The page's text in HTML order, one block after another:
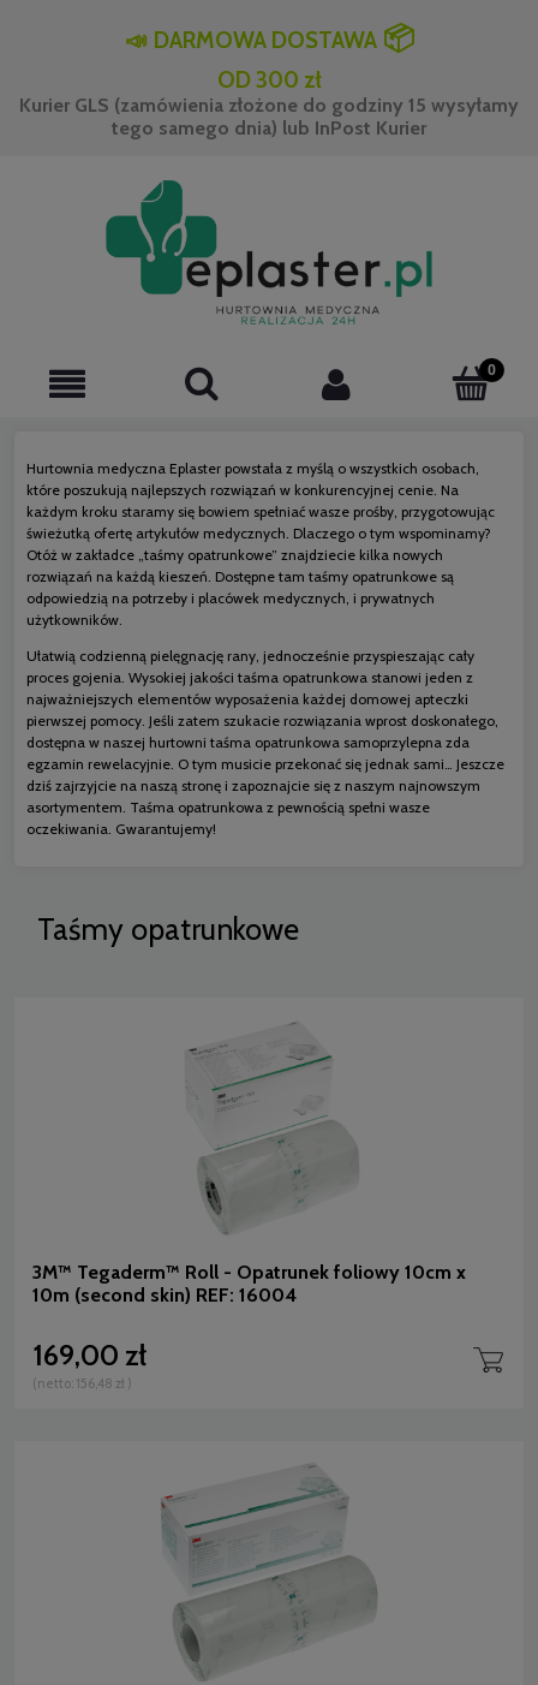
📣 DARMOWA DOSTAWA📦
OD 300 zł
Kurier GLS (zamówienia złożone do godziny 15 wysyłamy
tego samego dnia) lub InPost Kurier
Hurtownia medyczna Eplaster powstała z myślą o wszystkich osobach,
które poszukują najlepszych rozwiązań w konkurencyjnej cenie. Na
każdym kroku staramy się bowiem spełniać wasze prośby, przygotowując
świeżutką ofertę artykułów medycznych. Dlaczego o tym wspominamy?
Otóż w zakładce „taśmy opatrunkowe” znajdziecie kilka nowych
rozwiązań na każdą kieszeń. Dostępne tam taśmy opatrunkowe są
odpowiedzią na potrzeby i placówek medycznych, i prywatnych
użytkowników.
Ułatwią codzienną pielęgnację rany, jednocześnie przyspieszając cały
proces gojenia. Wysokiej jakości taśma opatrunkowa stanowi jeden z
najważniejszych elementów wyposażenia każdej domowej apteczki
pierwszej pomocy. Jeśli zatem szukacie rozwiązania wprost doskonałego,
dostępna w naszej hurtowni taśma opatrunkowa samoprzylepna zda
egzamin rewelacyjnie. O tym musicie przekonać się jednak sami… Jeszcze
dziś zajrzyjcie na naszą stronę i zapoznajcie się z naszym najnowszym
asortymentem. Taśma opatrunkowa z pewnością spełni wasze
oczekiwania. Gwarantujemy!
Taśmy opatrunkowe
3M™ Tegaderm™ Roll - Opatrunek foliowy 10cm x
10m (second skin) REF: 16004
169,00 zł
(netto: 156,48 zł )